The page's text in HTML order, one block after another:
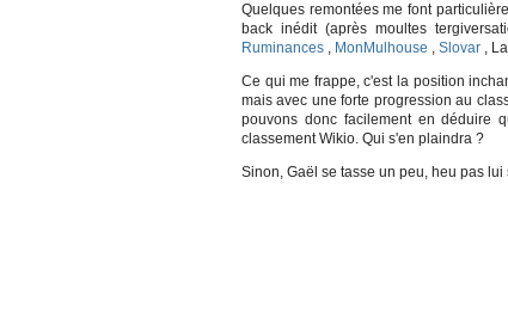
Quelques remontées me font
back inédit (après moultes
Ruminances , MonMulhouse , Slovar ,
Ce qui me frappe, c'est la position
mais avec une forte progression au
pouvons donc facilement en déduire
classement Wikio. Qui s'en plaindra ?
Sinon, Gaël se tasse un peu, heu pas lui